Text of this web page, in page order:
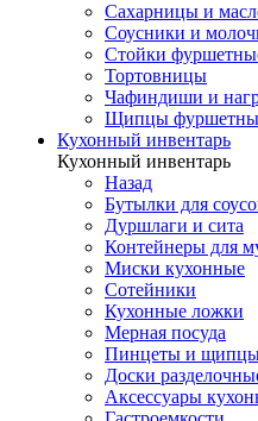
Сахарницы и
Соусники и
Стойки
Тортовницы
Чафиндиши и
Щипцы
Кухонный инвентарь
Кухонный инвентарь
Назад
Бутылки для
Дуршлаги и сита
Контейнеры для
Миски кухонные
Сотейники
Кухонные ложки
Мерная посуда
Пинцеты и
Доски
Аксессуары